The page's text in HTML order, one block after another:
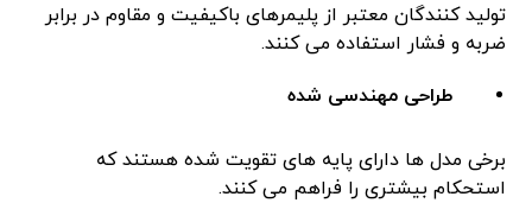
تولید کنندگان معتبر از پلیمرهای باکیفیت و مقاوم در برابر
ضربه و فشار استفاده می کنند.
طراحی مهندسی شده
برخی مدل ها دارای پایه های تقویت شده هستند که
استحکام بیشتری را فراهم می کنند.